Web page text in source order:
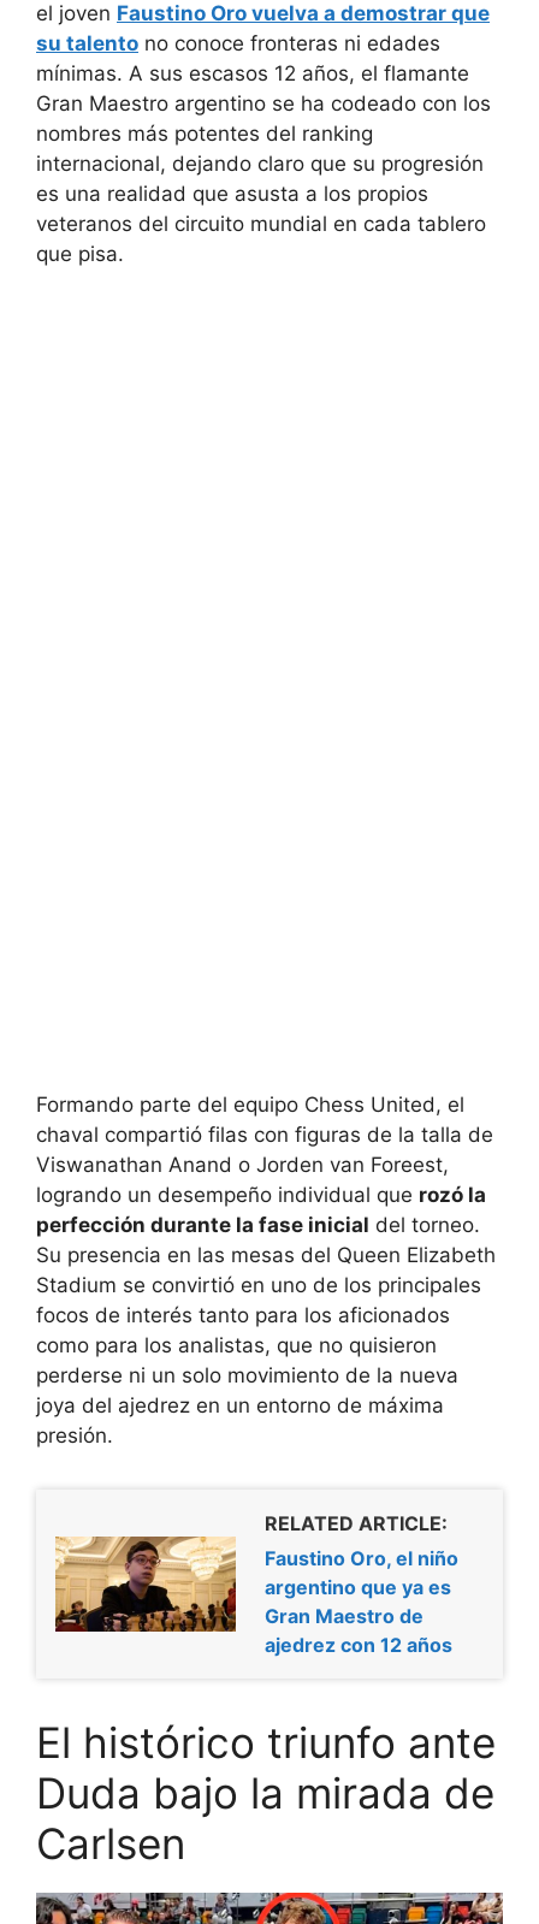
el joven Faustino Oro vuelva a demostrar que
su talento no conoce fronteras ni edades
mínimas. A sus escasos 12 años, el flamante
Gran Maestro argentino se ha codeado con los
nombres más potentes del ranking
internacional, dejando claro que su progresión
es una realidad que asusta a los propios
veteranos del circuito mundial en cada tablero
que pisa.
Formando parte del equipo Chess United, el
chaval compartió filas con figuras de la talla de
Viswanathan Anand o Jorden van Foreest,
logrando un desempeño individual que rozó la
perfección durante la fase inicial del torneo.
Su presencia en las mesas del Queen Elizabeth
Stadium se convirtió en uno de los principales
focos de interés tanto para los aficionados
como para los analistas, que no quisieron
perderse ni un solo movimiento de la nueva
joya del ajedrez en un entorno de máxima
presión.
RELATED ARTICLE:
Faustino Oro, el niño
argentino que ya es
Gran Maestro de
ajedrez con 12 años
El histórico triunfo ante
Duda bajo la mirada de
Carlsen